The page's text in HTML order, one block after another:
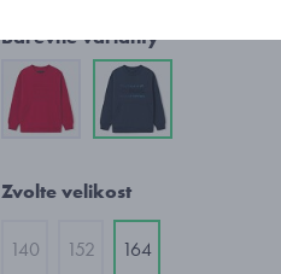
Barevné varianty
Zvolte velikost
140 152 164